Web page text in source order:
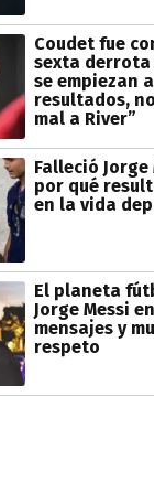
Coudet fue
sexta derrota
se empiezan
resultados,
mal a River”
Falleció Jorge
por qué
en la vida
El planeta
Jorge Messi
mensajes y
respeto